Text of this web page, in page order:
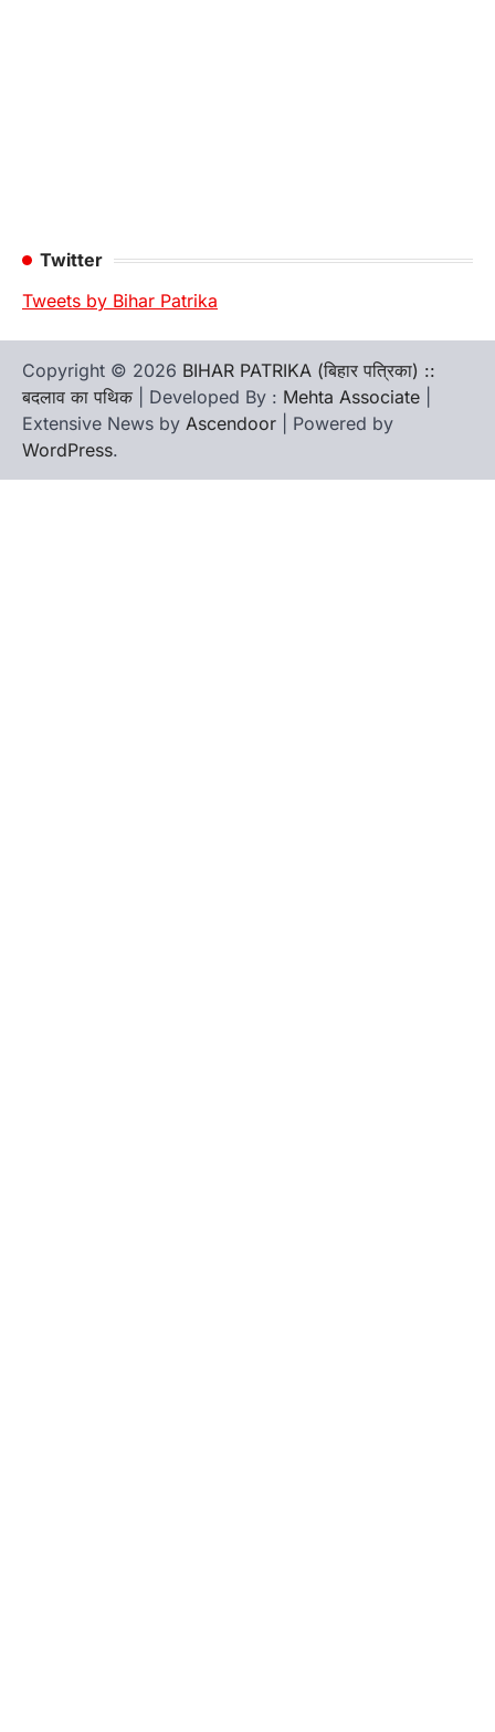
Twitter
Tweets by Bihar Patrika
Copyright © 2026 BIHAR PATRIKA (बिहार पत्रिका) ::
बदलाव का पथिक | Developed By : Mehta Associate
Extensive News by Ascendoor | Powered by
WordPress.